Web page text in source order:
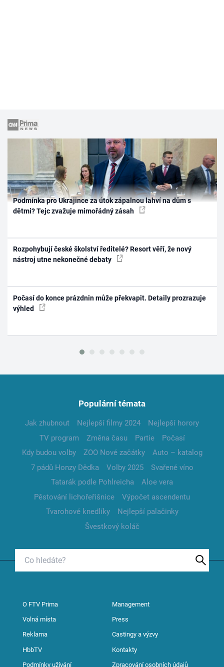
Podmínka pro Ukrajince za útok zápalnou lahví na dům s
dětmi? Tejc zvažuje mimořádný zásah
Rozpohybují české školství ředitelé? Resort věří, že nový
nástroj utne nekonečné debaty
Počasí do konce prázdnin může překvapit. Detaily prozrazuje
výhled
Populární témata
Jak zhubnout Nejlepší filmy 2024
Nejlepší horory
TV program
Změna času Partie
Počasí
Kdy budou volby
ZOO Nové začátky
Auto – katalog
7 pádů Honzy Dědka
Volby 2025
Svařené víno
Tatarák podle Pohlreicha
Aloe vera
Pěstování lichořeřišnice
Výpočet ascendentu
Tvarohové knedlíky
Nejlepší palačinky
Švestkový koláč
O FTV Prima Management
Volná místa Press
Reklama Castingy a výzvy
HbbTV Kontakty
Podmínky užívání Zpracování osobních údajů